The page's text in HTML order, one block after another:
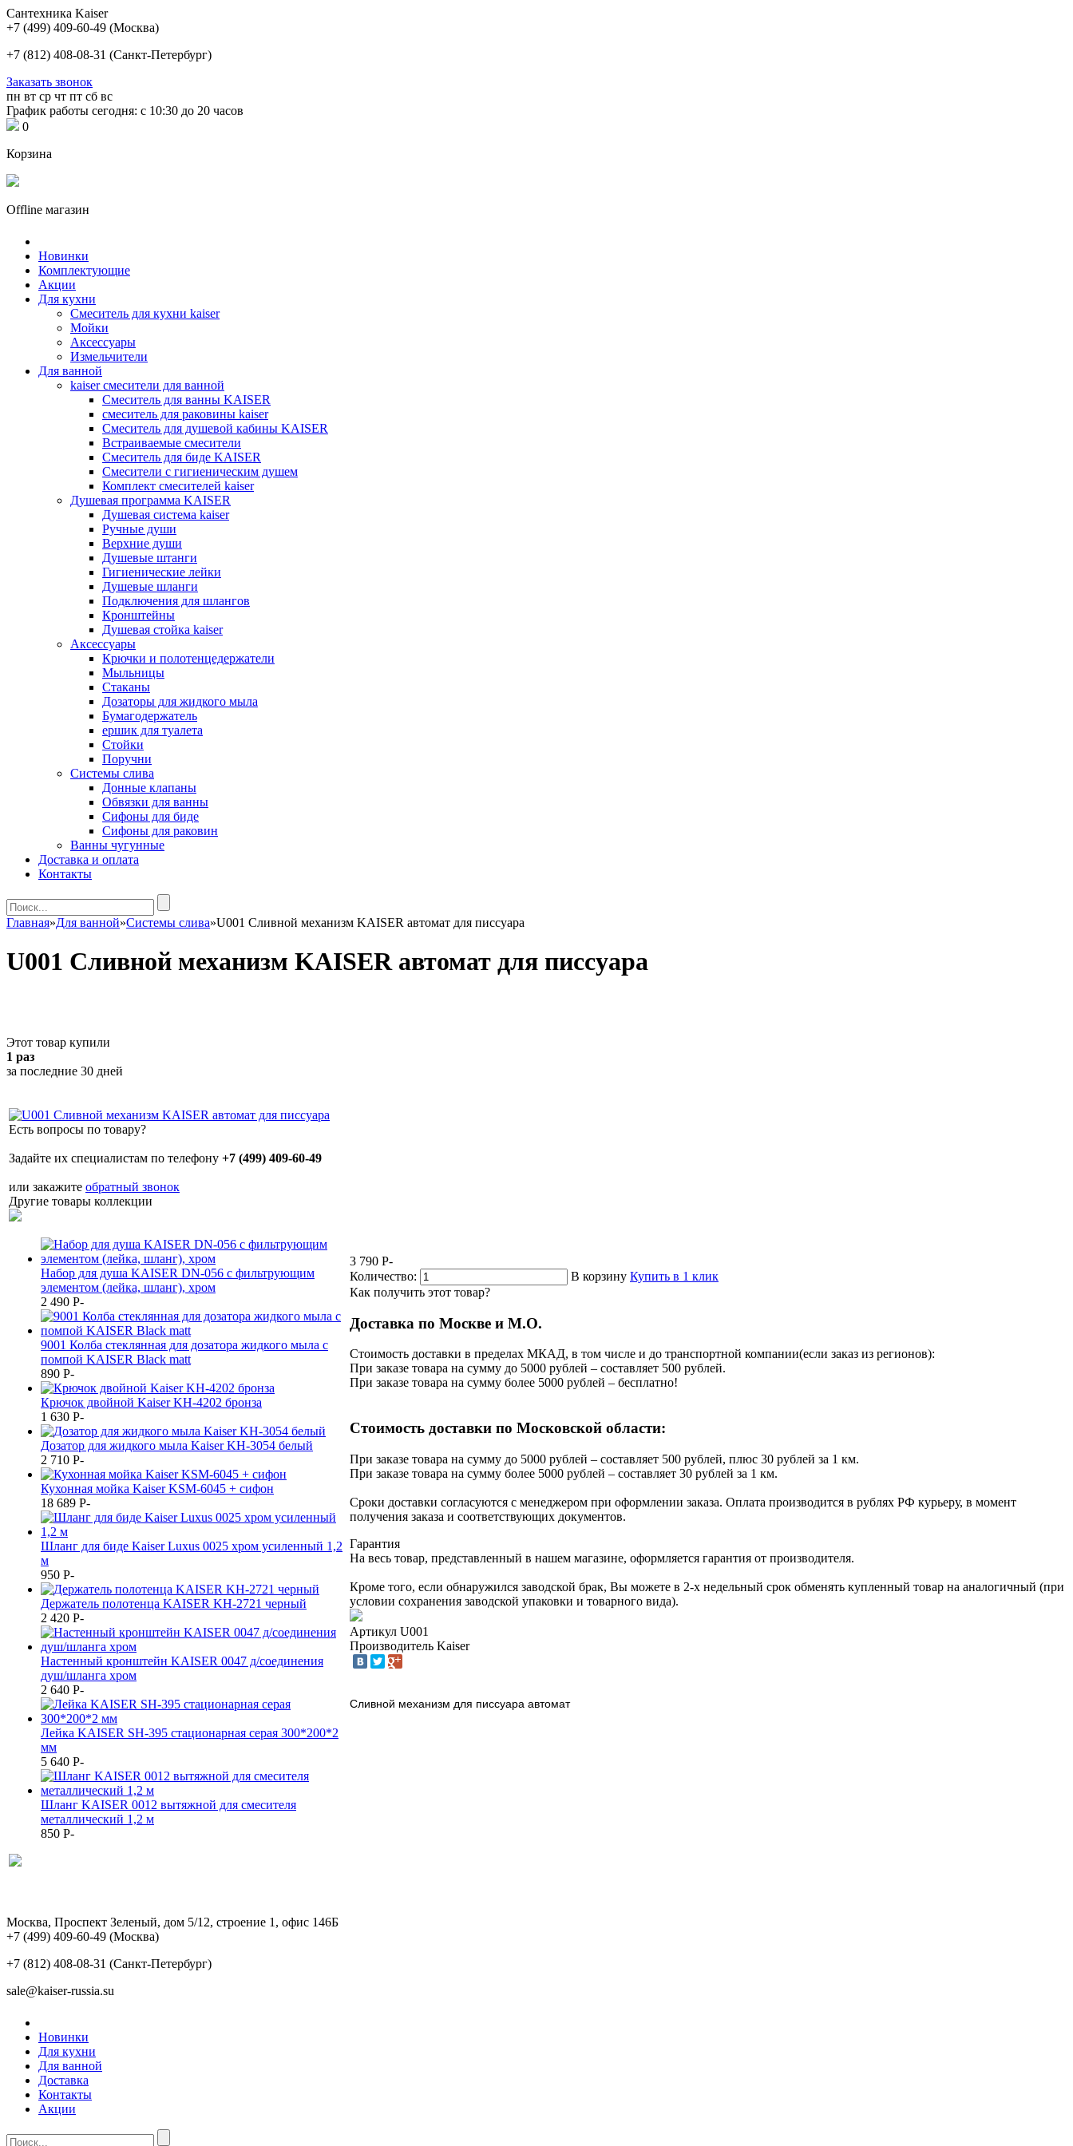
Сантехника Kaiser
+7 (499) 409-60-49 (Москва)
+7 (812) 408-08-31 (Санкт-Петербург)
Заказать звонок
пн вт ср чт пт сб вс
График работы сегодня: с 10:30 до 20 часов
0
Корзина
Offline магазин
Новинки
Комплектующие
Акции
Для кухни
Cмеситель для кухни kaiser
Мойки
Аксессуары
Измельчители
Для ванной
kaiser смесители для ванной
Смеситель для ванны KAISER
смеситель для раковины kaiser
Смеситель для душевой кабины KAISER
Встраиваемые смесители
Смеситель для биде KAISER
Смесители с гигиеническим душем
Комплект смесителей kaiser
Душевая программа KAISER
Душевая система kaiser
Ручные души
Верхние души
Душевые штанги
Гигиенические лейки
Душевые шланги
Подключения для шлангов
Кронштейны
Душевая стойка kaiser
Аксессуары
Крючки и полотенцедержатели
Мыльницы
Стаканы
Дозаторы для жидкого мыла
Бумагодержатель
ершик для туалета
Стойки
Поручни
Системы слива
Донные клапаны
Обвязки для ванны
Сифоны для биде
Сифоны для раковин
Ванны чугунные
Доставка и оплата
Контакты
Главная»Для ванной»Системы слива»U001 Сливной механизм KАISER автомат для писсуара
U001 Сливной механизм KАISER автомат для писсуара
Этот товар купили
1 раз
за последние 30 дней
Есть вопросы по товару?
Задайте их специалистам по телефону +7 (499) 409-60-49
или закажите обратный звонок
Другие товары коллекции
Набор для душа KAISER DN-056 с фильтрующим
элементом (лейка, шланг), хром
2 490 P-
9001 Колба стеклянная для дозатора жидкого мыла с
помпой KAISER Black matt
890 P-
Крючок двойной Kaiser KH-4202 бронза
1 630 P-
Дозатор для жидкого мыла Kaiser KH-3054 белый
2 710 P-
Кухонная мойка Kaiser KSM-6045 + сифон
18 689 P-
Шланг для биде Kaiser Luxus 0025 хром усиленный 1,2
м
950 P-
Держатель полотенца KAISER KH-2721 черный
2 420 P-
Настенный кронштейн KAISER 0047 д/соединения
душ/шланга хром
2 640 P-
Лейка KAISER SH-395 стационарная серая 300*200*2
мм
5 640 P-
Шланг KAISER 0012 вытяжной для смесителя
металлический 1,2 м
850 P-
3 790 P-
Количество:
В корзину Купить в 1 клик
Как получить этот товар?
Доставка по Москве и М.О.
Стоимость доставки в пределах МКАД, в том числе и до транспортной компании(если заказ из регионов):
При заказе товара на сумму до 5000 рублей – составляет 500 рублей.
При заказе товара на сумму более 5000 рублей – бесплатно!
Стоимость доставки по Московской области:
При заказе товара на сумму до 5000 рублей – составляет 500 рублей, плюс 30 рублей за 1 км.
При заказе товара на сумму более 5000 рублей – составляет 30 рублей за 1 км.
Сроки доставки согласуются с менеджером при оформлении заказа. Оплата производится в рублях РФ курьеру, в момент
получения заказа и соответствующих документов.
Гарантия
На весь товар, представленный в нашем магазине, оформляется гарантия от производителя.
Кроме того, если обнаружился заводской брак, Вы можете в 2-х недельный срок обменять купленный товар на аналогичный (при
условии сохранения заводской упаковки и товарного вида).
Артикул U001
Производитель Kaiser
Сливной механизм для писсуара автомат
Москва, Проспект Зеленый, дом 5/12, строение 1, офис 146Б
+7 (499) 409-60-49 (Москва)
+7 (812) 408-08-31 (Санкт-Петербург)
sale@kaiser-russia.su
Новинки
Для кухни
Для ванной
Доставка
Контакты
Акции